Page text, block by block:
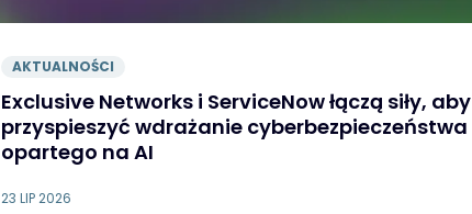
AKTUALNOŚCI
Exclusive Networks i ServiceNow łączą siły, aby
przyspieszyć wdrażanie cyberbezpieczeństwa
opartego na AI
23 LIP 2026